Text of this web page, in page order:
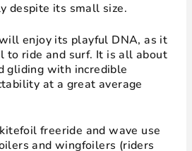
despite its small size.
enjoy its playful DNA, as it
to ride and surf. It is all about
gliding with incredible
at a great average
freeride and wave use
and wingfoilers (riders